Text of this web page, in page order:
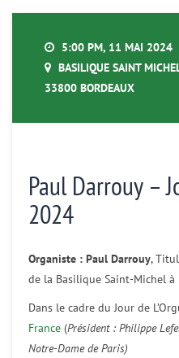
5:00 PM, 11 MAI 2024
BASILIQUE SAINT
33800 BORDEAUX
Paul Darrouy –
2024
Organiste : Paul Darrouy,
de la Basilique Saint-Michel à
Dans le cadre du Jour de
France (Président : Philippe
Notre-Dame de Paris)